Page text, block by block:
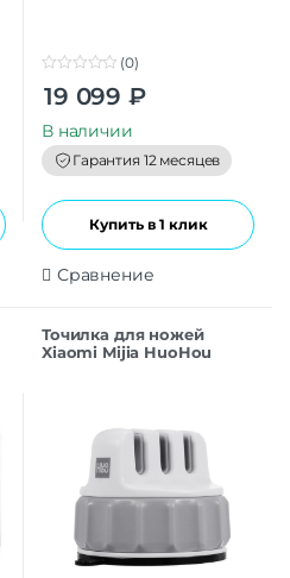
t
o
f
5
(0)
19 099 ₽
В наличии
Гарантия 12 месяцев
Купить в 1 клик
Сравнение
Точилка для ножей
Xiaomi Mijia HuoHou